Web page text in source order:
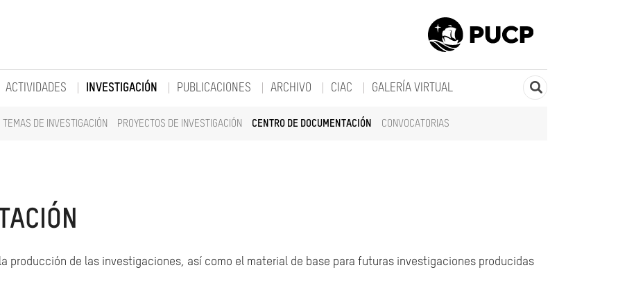
ACTIVIDADES INVESTIGACIÓN
TEMAS DE INVESTIGACIÓN PROYECTOS DE INVESTIGACIÓN CENTRO DE DOCUMENTACIÓN CONVOCATORIAS
PUBLICACIONES ARCHIVO CIAC GALERÍA VIRTUAL
producción de las investigaciones, así como el material de base para futuras investigaciones producidas